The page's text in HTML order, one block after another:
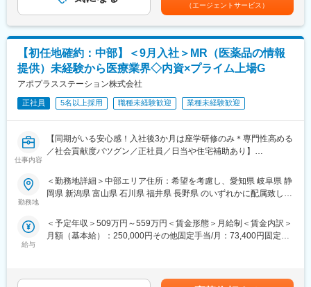
■豊富なキャリアプランとサポート体制
「幅広い疾患をカバーできるオールラウンダーになる」「本社部
門（マネージャー、研修部門など）へのキャリアチェンジ」など
幅広いキャリアプランがあります。
また、弊社のマネージャーのほとんどは、MRからキャリアチェン
ジしたメンバーです。担当マネージャーが定期的に面談を行い、
分からないことやキャリアに関してサポートします。
変更の範囲：会社の定める業務
医薬品は「どの成分に、どのような効果があって、誰に使うと良
いのか」などの情報が付加されて、初めて効果的に使うことがで
きます。医師への適切な医薬品情報の提供を通じて、患者さんの
治療、地域医療課題に貢献することができます。
■安心の研修体制：
・入社から3か月間：座学研修（導入教育）のみ
└医薬品や医療業界、営業方法についての知識を身につけます。
・導入教育終了後は、Web講義、e-Learning、集合研修を組み合
わせて行う、MR認定試験に100％を担保する対策講座がありま
・現場配属後も月1回以上の面談を設けており、成果を出すための
フォロー体制を整えております。
営業職が目指せます。
にくく、安定した売上を誇っています。
任先の評価次第で大幅に年収をUPできます。（年2回業績給改
定）賃金はあくまでも目安の金額であり、選考を通じて上下する
可能性があります。月給(月額)は固定手当を含めた表記です。
（エージェントサービス）
【初任地確約：中部】＜9月入社＞MR（医薬品の情報
提供）未経験から医療業界◇内資×プライム上場G
アポプラスステーション株式会社
正社員 5名以上採用 職種未経験歓迎 業種未経験歓迎
仕事内容
【同期がいる安心感！入社後3か月は座学研修のみ＊専門性高める
／社会貢献度バツグン／正社員／日当や住宅補助あり】
★本ポジションは、未経験から医療業界で活躍できます！
・医療を通じて社会に貢献したい
・仕事を通じて学びを深め自己の成長を実感したい
・内資系の安定企業で働きたい
という方にはおススメです！
勤務地
＜勤務地詳細＞中部エリア住所：希望を考慮し、愛知県 岐阜県 静
岡県 新潟県 富山県 石川県 福井県 長野県 のいずれかに配属致しま
給与
＜予定年収＞509万円～559万円＜賃金形態＞月給制＜賃金内訳＞
月額（基本給）：250,000円その他固定手当/月：73,400円固定残